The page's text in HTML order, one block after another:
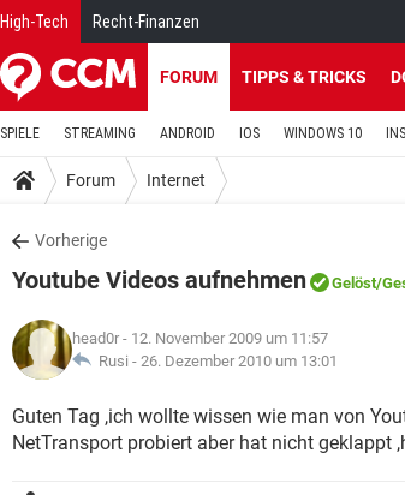
High-Tech Recht-Finanzen
FORUM TIPPS & TRICKS
SPIELE STREAMING ANDROID IOS WINDOWS 10
Forum Internet
Vorherige
Youtube Videos aufnehmen Gelöst/
head0r - 12. November 2009 um 11:57
Rusi - 26. Dezember 2010 um 13:01
Guten Tag ,ich wollte wissen wie man von
NetTransport probiert aber hat nicht geklappt